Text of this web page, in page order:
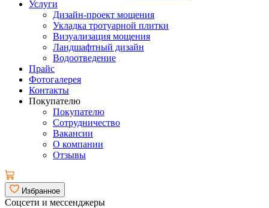
Услуги
Дизайн-проект мощения
Укладка тротуарной плитки
Визуализация мощения
Ландшафтный дизайн
Водоотведение
Прайс
Фотогалерея
Контакты
Покупателю
Покупателю
Сотрудничество
Вакансии
О компании
Отзывы
Избранное
Соцсети и мессенджеры